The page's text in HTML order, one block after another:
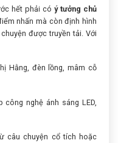
hết phải cóý tưởng chủ
nhấn mà còn định hình
được truyền tải. Với
Hằng, đèn lồng, mâm cỗ
nghệ ánh sáng LED,
câu chuyện cổ tích hoặc